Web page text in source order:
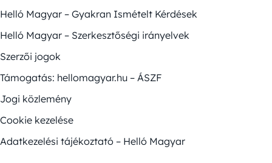
Helló Magyar – Gyakran Ismételt Kérdések
Helló Magyar – Szerkesztőségi irányelvek
Szerzői jogok
Támogatás: hellomagyar.hu – ÁSZF
Jogi közlemény
Cookie kezelése
Adatkezelési tájékoztató – Helló Magyar